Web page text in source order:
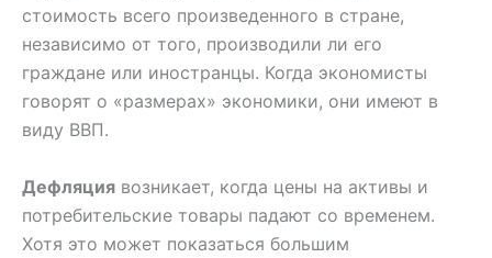
стоимость всего произведенного в стране,
независимо от того, производили ли его
граждане или иностранцы. Когда экономисты
говорят о «размерах» экономики, они имеют в
виду ВВП.
Дефляция возникает, когда цены на активы и
потребительские товары падают со временем.
Хотя это может показаться большим